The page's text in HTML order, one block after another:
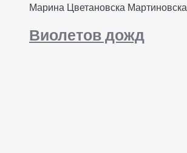
Марина Цветановска Мартиновска
Виолетов дожд